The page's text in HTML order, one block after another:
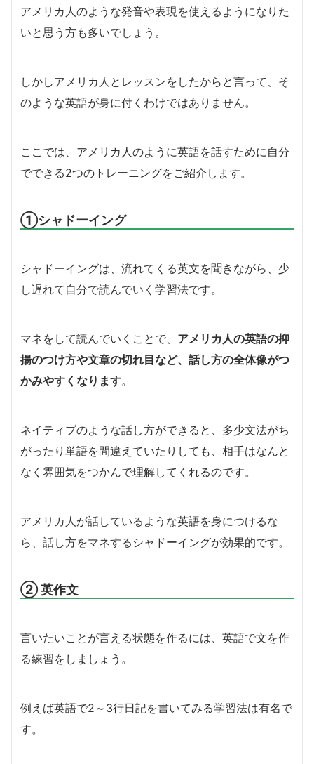
アメリカ人のような発音や表現を使えるようになりた
いと思う方も多いでしょう。
しかしアメリカ人とレッスンをしたからと言って、そ
のような英語が身に付くわけではありません。
ここでは、アメリカ人のように英語を話すために自分
でできる2つのトレーニングをご紹介します。
①シャドーイング
シャドーイングは、流れてくる英文を聞きながら、少
し遅れて自分で読んでいく学習法です。
マネをして読んでいくことで、 アメリカ人の英語の抑
揚のつけ方や文章の切れ目など、話し方の全体像がつ
かみやすくなります。
ネイティブのような話し方ができると、多少文法がち
がったり単語を間違えていたりしても、相手はなんと
なく雰囲気をつかんで理解してくれるのです。
アメリカ人が話しているような英語を身につけるな
ら、話し方をマネするシャドーイングが効果的です。
② 英作文
言いたいことが言える状態を作るには、英語で文を作
る練習をしましょう。
例えば英語で2～3行日記を書いてみる学習法は有名で
す。